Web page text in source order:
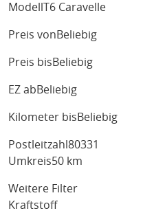
Modell T6 Caravelle
Preis von Beliebig
Preis bis Beliebig
EZ ab Beliebig
Kilometer bis Beliebig
Postleitzahl
Umkreis50 km
Weitere Filter
Kraftstoff